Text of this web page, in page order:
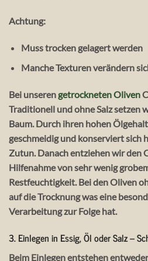
Achtung:
Muss trocken gelagert werden
Manche Texturen verändern
Bei unseren getrockneten Oliven
Traditionell und ohne Salz setzen
Baum. Durch ihren hohen
geschmeidig und konserviert sich
Zutun. Danach entziehen wir den
Hilfenahme von sehr wenig
Restfeuchtigkeit. Bei den Oliven
auf die Trocknung was eine
Verarbeitung zur Folge hat.
3.Einlegen in Essig, Öl oder Salz –
Beim Einlegen entstehen